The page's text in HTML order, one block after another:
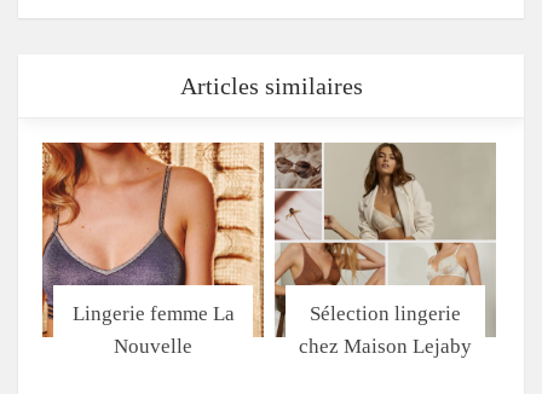
Articles similaires
Lingerie femme La
Nouvelle
Sélection lingerie
chez Maison Lejaby